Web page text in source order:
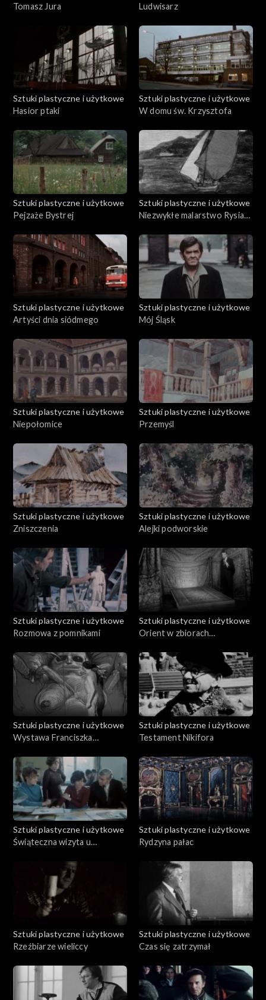
Tomasz Jura
Ludwisarz
Sztuki plastyczne i użytkowe
Hasior ptaki
Sztuki plastyczne i użytkowe
W domu św. Krzysztofa
Sztuki plastyczne i użytkowe
Pejzaże Bystrej
Sztuki plastyczne i użytkowe
Niezwykłe malarstwo Rysia
Sztuki plastyczne i użytkowe
Artyści dnia siódmego
Sztuki plastyczne i użytkowe
Mój Śląsk
Sztuki plastyczne i użytkowe
Niepołomice
Sztuki plastyczne i użytkowe
Przemyśl
Sztuki plastyczne i użytkowe
Zniszczenia
Sztuki plastyczne i użytkowe
Alejki podworskie
Sztuki plastyczne i użytkowe
Rozmowa z pomnikami
Sztuki plastyczne i użytkowe
Orient w zbiorach
Sztuki plastyczne i użytkowe
Wystawa Franciszka
Sztuki plastyczne i użytkowe
Testament Nikifora
Sztuki plastyczne i użytkowe
Świąteczna wizyta u
Sztuki plastyczne i użytkowe
Rydzyna pałac
Sztuki plastyczne i użytkowe
Rzeźbiarze wieliccy
Sztuki plastyczne i użytkowe
Czas się zatrzymał